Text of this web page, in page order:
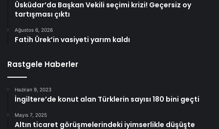
Üsküdar’da Başkan Vekili seçimi krizi! Geçersiz oy
tartışması çıktı
Ağustos 6, 2026
Fatih Ürek’in vasiyeti yarım kaldı
Rastgele Haberler
Haziran 9, 2023
İngiltere’de konut alan Türklerin sayısı 180 bini geçti
Mayıs 7, 2025
Altın ticaret görüşmelerindeki iyimserlikle düşüşte